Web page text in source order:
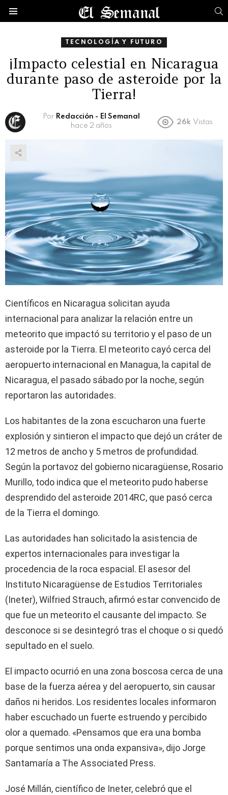
TECNOLOGÍA Y FUTURO
¡Impacto celestial en Nicaragua
durante paso de asteroide por la
Tierra!
Por Redacción - El Semanal
hace 2 años
26k Vistas
Científicos en Nicaragua solicitan ayuda
internacional para analizar la relación entre un
meteorito que impactó su territorio y el paso de un
asteroide por la Tierra. El meteorito cayó cerca del
aeropuerto internacional en Managua, la capital de
Nicaragua, el pasado sábado por la noche, según
reportaron las autoridades.
Los habitantes de la zona escucharon una fuerte
explosión y sintieron el impacto que dejó un cráter de
12 metros de ancho y 5 metros de profundidad.
Según la portavoz del gobierno nicaragüense, Rosario
Murillo, todo indica que el meteorito pudo haberse
desprendido del asteroide 2014RC, que pasó cerca
de la Tierra el domingo.
Las autoridades han solicitado la asistencia de
expertos internacionales para investigar la
procedencia de la roca espacial. El asesor del
Instituto Nicaragüense de Estudios Territoriales
(Ineter), Wilfried Strauch, afirmó estar convencido de
que fue un meteorito el causante del impacto. Se
desconoce si se desintegró tras el choque o si quedó
sepultado en el suelo.
El impacto ocurrió en una zona boscosa cerca de una
base de la fuerza aérea y del aeropuerto, sin causar
daños ni heridos. Los residentes locales informaron
haber escuchado un fuerte estruendo y percibido
olor a quemado. «Pensamos que era una bomba
porque sentimos una onda expansiva», dijo Jorge
Santamaría a The Associated Press.
José Millán, científico de Ineter, celebró que el